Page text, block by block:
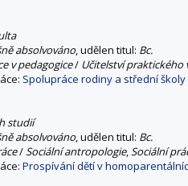
absolvováno, udělen titul: Bc.
v pedagogice/ Učitelství praktického
Spolupráce rodiny a střední školy
studií
absolvováno, udělen titul: Bc.
/Sociální antropologie,Sociální
Prospívání dětí v